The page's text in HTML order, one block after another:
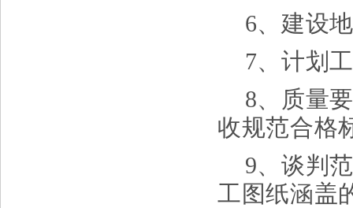
6、建设
7、计划
8、质量
收规范合格
9、谈判
工图纸涵盖